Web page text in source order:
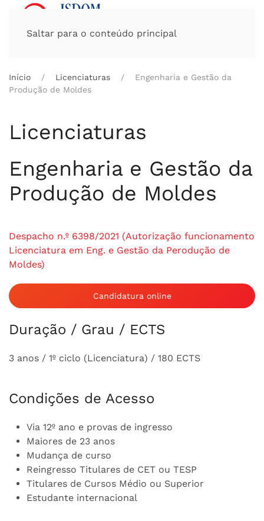
Saltar para o conteúdo principal
Início Licenciaturas
Engenharia e Gestão da
Produção de Moldes
Licenciaturas
Engenharia e Gestão da
Produção de Moldes
Despacho n.º 6398/2021 (Autorização funcionamento
Licenciatura em Eng. e Gestão da Perodução de
Moldes)
Candidatura online
Duração / Grau / ECTS
3 anos / 1º ciclo (Licenciatura) / 180 ECTS
Condições de Acesso
Via 12º ano e provas de ingresso
Maiores de 23 anos
Mudança de curso
Reingresso Titulares de CET ou TESP
Titulares de Cursos Médio ou Superior
Estudante internacional